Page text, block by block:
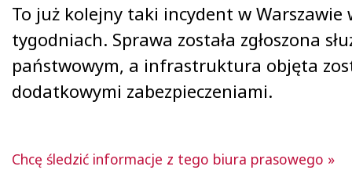
To już kolejny taki incydent w Warszawie
tygodniach. Sprawa została zgłoszona
państwowym, a infrastruktura objęta
dodatkowymi zabezpieczeniami.
Chcę śledzić informacje z tego biura prasowego »